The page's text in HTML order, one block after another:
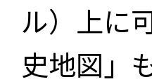
ル）上に
史地図」